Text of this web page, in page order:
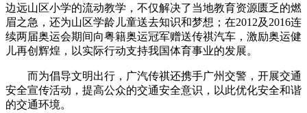
边远山区小学的流动教学，不仅解决了当地教育资源匮乏的燃
眉之急，还为山区学龄儿童送去知识和梦想；在2012及2016连
续两届奥运会期间向粤籍奥运冠军赠送传祺汽车，激励奥运健
儿再创辉煌，以实际行动支持我国体育事业的发展。
而为倡导文明出行，广汽传祺还携手广州交警，开展交通
安全宣传活动，提高公众的交通安全意识，以此优化安全和谐
的交通环境。